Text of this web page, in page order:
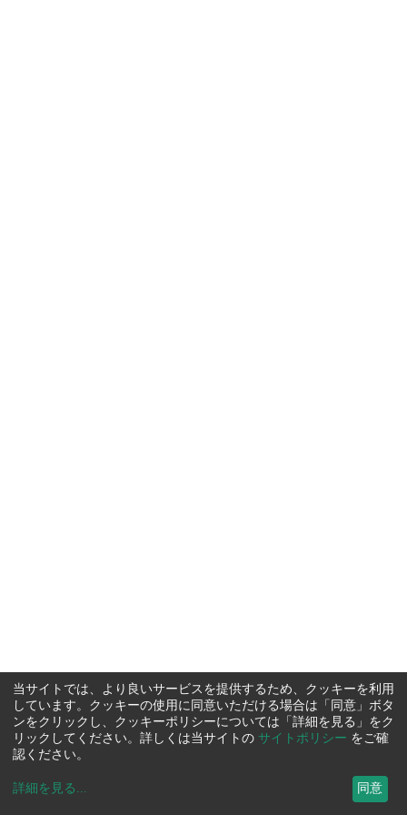
当サイトでは、より良いサービスを提供するため、クッキーを利用
しています。クッキーの使用に同意いただける場合は「同意」ボタ
ンをクリックし、クッキーポリシーについては「詳細を見る」をク
リックしてください。詳しくは当サイトの サイトポリシー をご確
認ください。
詳細を見る ... 同意